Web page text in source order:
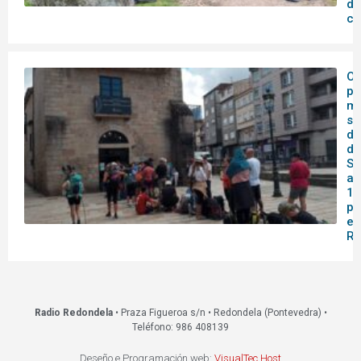
O
de
14
en
Radio Redondela• Praza Figueroa s/n • Redondela (Pontevedra) •
Teléfono: 986 408139
Deseño e Programación web: VisualTec Host